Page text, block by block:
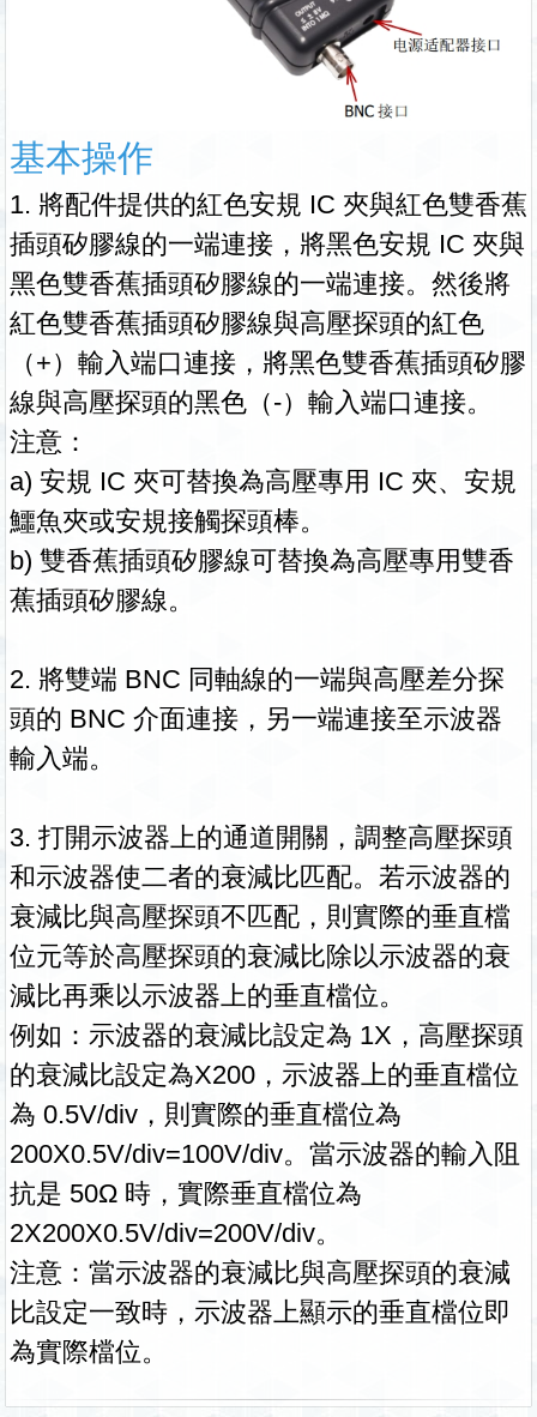
基本操作
1. 將配件提供的紅色安規 IC 夾與紅色雙香蕉
插頭矽膠線的一端連接，將黑色安規 IC 夾與
黑色雙香蕉插頭矽膠線的一端連接。然後將
紅色雙香蕉插頭矽膠線與高壓探頭的紅色
（+）輸入端口連接，將黑色雙香蕉插頭矽膠
線與高壓探頭的黑色（-）輸入端口連接。
注意：
a) 安規 IC 夾可替換為高壓專用 IC 夾、安規
鱷魚夾或安規接觸探頭棒。
b) 雙香蕉插頭矽膠線可替換為高壓專用雙香
蕉插頭矽膠線。
2. 將雙端 BNC 同軸線的一端與高壓差分探
頭的 BNC 介面連接，另一端連接至示波器
輸入端。
3. 打開示波器上的通道開關，調整高壓探頭
和示波器使二者的衰減比匹配。若示波器的
衰減比與高壓探頭不匹配，則實際的垂直檔
位元等於高壓探頭的衰減比除以示波器的衰
減比再乘以示波器上的垂直檔位。
例如：示波器的衰減比設定為 1X，高壓探頭
的衰減比設定為X200，示波器上的垂直檔位
為 0.5V/div，則實際的垂直檔位為
200X0.5V/div=100V/div。當示波器的輸入阻
抗是 50Ω 時，實際垂直檔位為
2X200X0.5V/div=200V/div。
注意：當示波器的衰減比與高壓探頭的衰減
比設定一致時，示波器上顯示的垂直檔位即
為實際檔位。